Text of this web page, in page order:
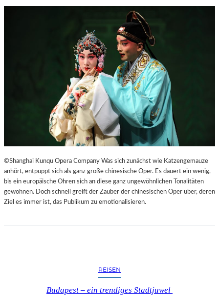
©Shanghai Kunqu Opera Company Was sich zunächst wie Katzengemauze
anhört, entpuppt sich als ganz große chinesische Oper. Es dauert ein wenig,
bis ein europäische Ohren sich an diese ganz ungewöhnlichen Tonalitäten
gewöhnen. Doch schnell greift der Zauber der chinesischen Oper über, deren
Ziel es immer ist, das Publikum zu emotionalisieren.
REISEN
Budapest – ein trendiges Stadtjuwel